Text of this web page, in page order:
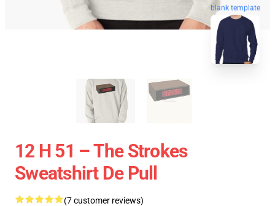
blank template
12 H 51 – The Strokes
Sweatshirt De Pull
(7 customer reviews)